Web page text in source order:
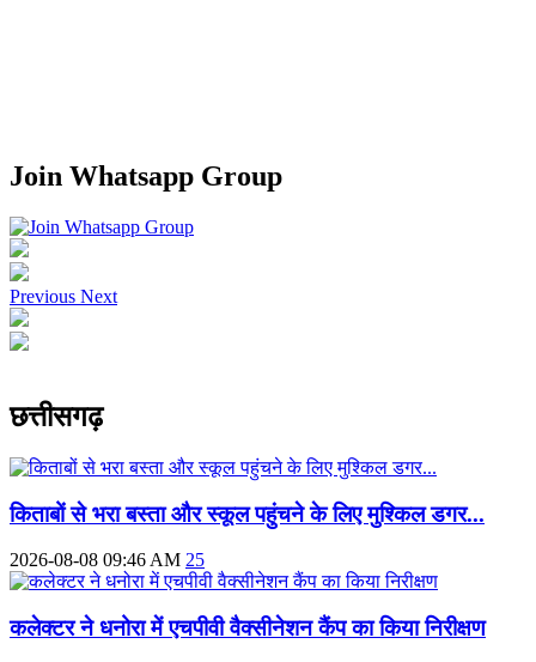
Join Whatsapp Group
Previous Next
छत्तीसगढ़
किताबों से भरा बस्ता और स्कूल पहुंचने के लिए मुश्किल डगर...
2026-08-08 09:46 AM 25
कलेक्टर ने धनोरा में एचपीवी वैक्सीनेशन कैंप का किया निरीक्षण